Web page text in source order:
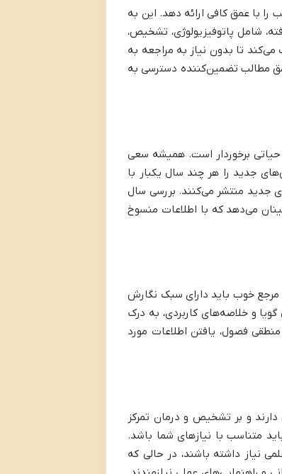
با عمق کافی ارائه دهد. این به
شامل پاتوفیزیولوژی، تشخیص،
تا بدون نیاز به مراجعه به
مطالب تضمین‌کننده دسترسی به
حیاتی برخوردار است. همیشه سعی
جدید را هر چند سال یکبار با
جدید منتشر می‌کنند. بررسی سال
می‌دهد که با اطلاعات منسوخ
مرجع خوب باید دارای سبک نگارش
گویا و خلاصه‌های کاربردی، به درک
فصول، یافتن اطلاعات مورد
دارند و بر تشخیص و درمان تمرکز
متناسب با نیازهای شما باشد.
نیاز داشته باشند، در حالی که